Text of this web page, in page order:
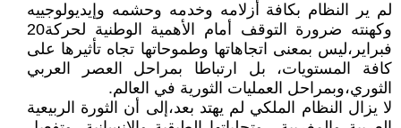
لم ير النظام بكافة أزلامه وخدمه وحشمه وإيديولوجييه
وكهنته ضرورة التوقف أمام الأهمية الوطنية لحركة20
فبراير،ليس بمعنى اتجاهاتها وطموحاتها تجاه تأثيرها على
كافة المستويات، بل ارتباطا بمراحل العصر العربي
الثوري،وبمراحل العمليات الثورية في العالم.
لا يزال النظام الملكي لم يهتد بعد،إلى أن الثورة الربيعية